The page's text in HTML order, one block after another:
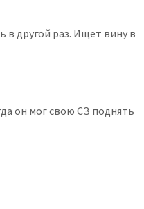
в другой раз. Ищет вину в
он мог свою СЗ поднять